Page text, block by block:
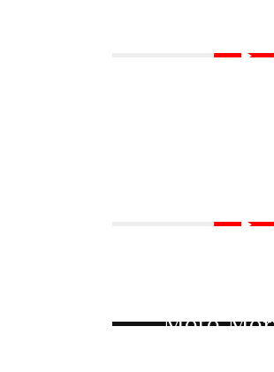
Moto